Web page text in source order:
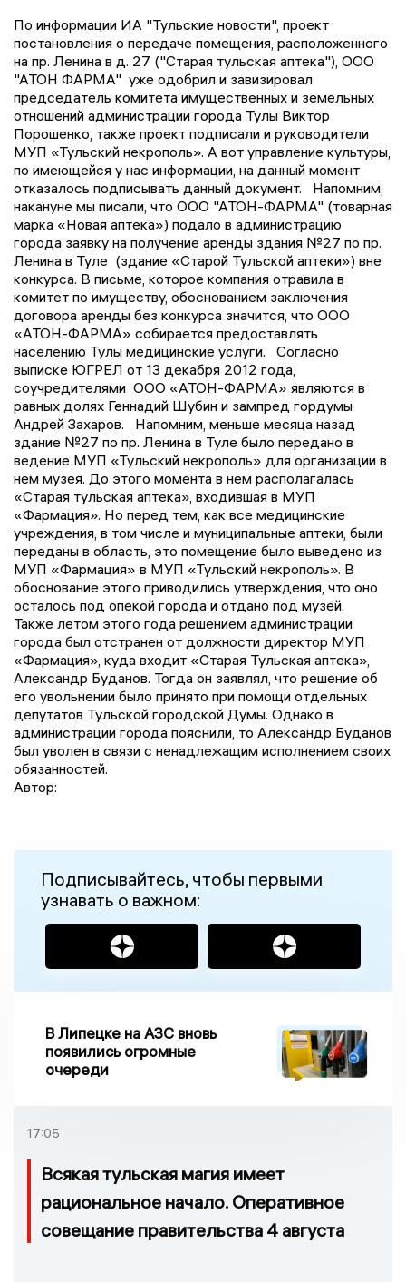
По информации ИА "Тульские новости", проект
постановления о передаче помещения, расположенного
на пр. Ленина в д. 27 ("Старая тульская аптека"), ООО
"АТОН ФАРМА" уже одобрил и завизировал
председатель комитета имущественных и земельных
отношений администрации города Тулы Виктор
Порошенко, также проект подписали и руководители
МУП «Тульский некрополь». А вот управление культуры,
по имеющейся у нас информации, на данный момент
отказалось подписывать данный документ. Напомним,
накануне мы писали, что ООО "АТОН-ФАРМА" (товарная
марка «Новая аптека») подало в администрацию
города заявку на получение аренды здания №27 по пр.
Ленина в Туле (здание «Старой Тульской аптеки») вне
конкурса. В письме, которое компания отравила в
комитет по имуществу, обоснованием заключения
договора аренды без конкурса значится, что ООО
«АТОН-ФАРМА» собирается предоставлять
населению Тулы медицинские услуги. Согласно
выписке ЮГРЕЛ от 13 декабря 2012 года,
соучредителями ООО «АТОН-ФАРМА» являются в
равных долях Геннадий Шубин и зампред гордумы
Андрей Захаров. Напомним, меньше месяца назад
здание №27 по пр. Ленина в Туле было передано в
ведение МУП «Тульский некрополь» для организации в
нем музея. До этого момента в нем располагалась
«Старая тульская аптека», входившая в МУП
«Фармация». Но перед тем, как все медицинские
учреждения, в том числе и муниципальные аптеки, были
переданы в область, это помещение было выведено из
МУП «Фармация» в МУП «Тульский некрополь». В
обоснование этого приводились утверждения, что оно
осталось под опекой города и отдано под музей.
Также летом этого года решением администрации
города был отстранен от должности директор МУП
«Фармация», куда входит «Старая Тульская аптека»,
Александр Буданов. Тогда он заявлял, что решение об
его увольнении было принято при помощи отдельных
депутатов Тульской городской Думы. Однако в
администрации города пояснили, то Александр Буданов
был уволен в связи с ненадлежащим исполнением своих
обязанностей.
Автор:
Подписывайтесь, чтобы первыми
узнавать о важном:
В Липецке на АЗС вновь
появились огромные
очереди
17:05
Всякая тульская магия имеет
рациональное начало. Оперативное
совещание правительства 4 августа